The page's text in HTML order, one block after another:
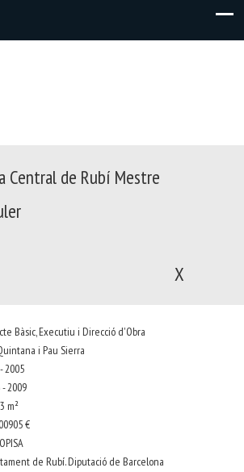
Central de Rubí Mestre
X
Bàsic, Executiu i Direcció d'Obra
i Pau Sierra
2005
2009
m²
€
de Rubí. Diputació de Barcelona